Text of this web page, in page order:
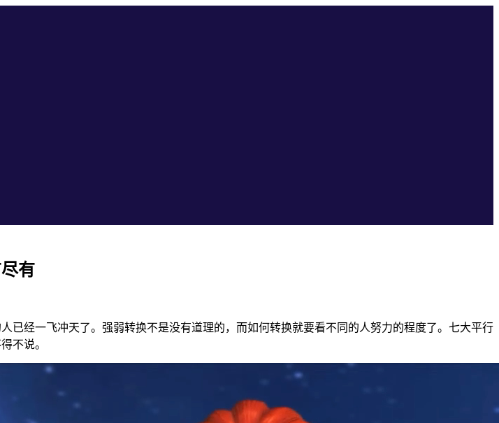
有
经一飞冲天了。强弱转换不是没有道理的，而如何转换就要看不同的人努力的程度了。七大平行
不说。